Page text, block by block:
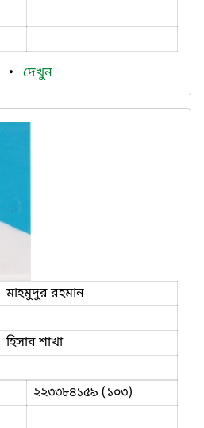
• দেখুন
মাহমুদুর রহমান
হিসাব শাখা
২২৩৩৮৪১৫৯ (১০৩)